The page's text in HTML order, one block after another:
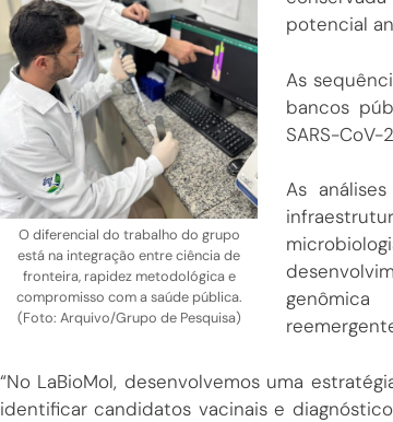
O diferencial do trabalho do grupo
está na integração entre ciência de
fronteira, rapidez metodológica e
compromisso com a saúde pública.
(Foto: Arquivo/Grupo de Pesquisa)
potencial
As
bancos
SARS-
As
“No LaBioMol, desenvolvemos uma
identificar candidatos vacinais e